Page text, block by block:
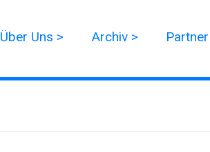
Über Uns > Archiv > Partner